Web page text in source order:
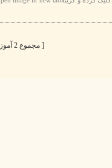
[ مجموع 2 آموزش ]